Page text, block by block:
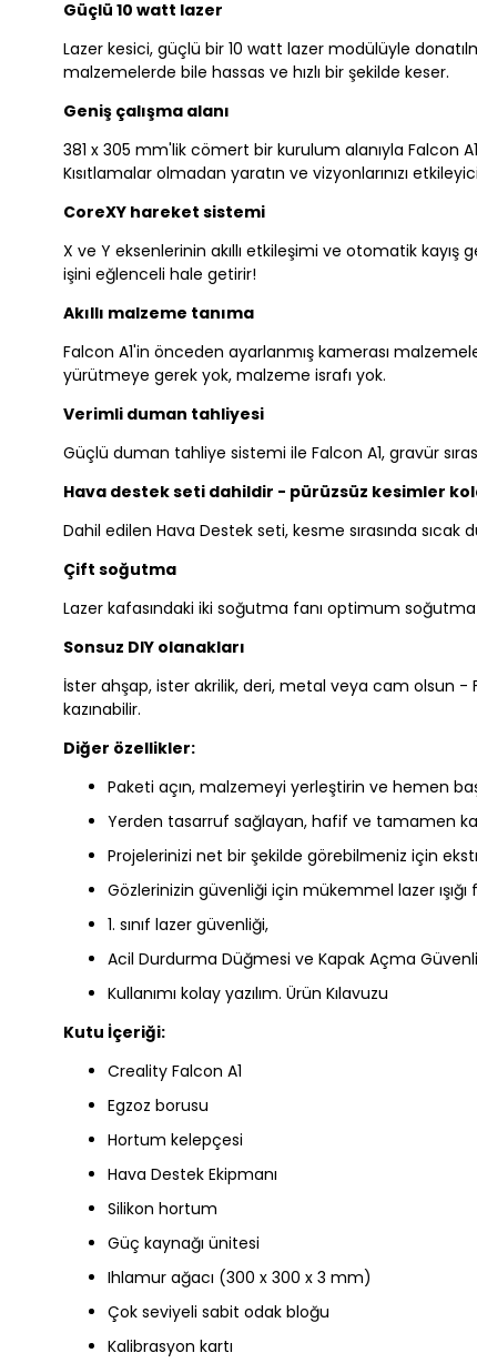
Güçlü 10 watt lazer
Lazer kesici, güçlü bir 10 watt lazer modülüyle
malzemelerde bile hassas ve hızlı bir şekilde keser.
Geniş çalışma alanı
381 x 305 mm'lik cömert bir kurulum alanıyla Falcon
Kısıtlamalar olmadan yaratın ve vizyonlarınızı
CoreXY hareket sistemi
X ve Y eksenlerinin akıllı etkileşimi ve otomatik
işini eğlenceli hale getirir!
Akıllı malzeme tanıma
Falcon A1'in önceden ayarlanmış kamerası
yürütmeye gerek yok, malzeme israfı yok.
Verimli duman tahliyesi
Güçlü duman tahliye sistemi ile Falcon A1, gravür
Hava destek seti dahildir - pürüzsüz kesimler
Dahil edilen Hava Destek seti, kesme sırasında
Çift soğutma
Lazer kafasındaki iki soğutma fanı optimum
Sonsuz DIY olanakları
İster ahşap, ister akrilik, deri, metal veya cam olsun -
kazınabilir.
Diğer özellikler:
Paketi açın, malzemeyi yerleştirin ve hemen
Yerden tasarruf sağlayan, hafif ve tamamen
Projelerinizi net bir şekilde görebilmeniz için
Gözlerinizin güvenliği için mükemmel lazer
1. sınıf lazer güvenliği,
Acil Durdurma Düğmesi ve Kapak Açma
Kullanımı kolay yazılım. Ürün Kılavuzu
Kutu İçeriği:
Creality Falcon A1
Egzoz borusu
Hortum kelepçesi
Hava Destek Ekipmanı
Silikon hortum
Güç kaynağı ünitesi
Ihlamur ağacı (300 x 300 x 3 mm)
Çok seviyeli sabit odak bloğu
Kalibrasyon kartı